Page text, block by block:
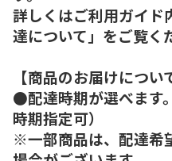
詳しくはご利用ガイド
達について」をご覧く
【商品のお届けについ
●配達時期が選べます
時期指定可）
※一部商品は、配達希